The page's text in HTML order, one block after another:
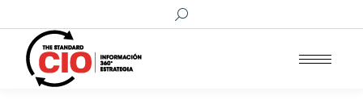
Buscar: